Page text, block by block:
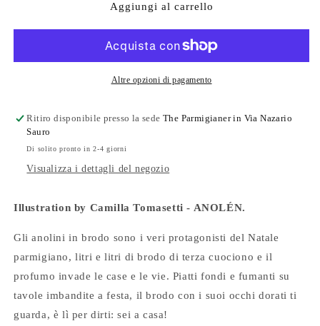
TheAggiungi al carrello
Altre opzioni di pagamento
Ritiro disponibile presso la sedeThe Parmigianer in Via Nazario
Sauro
Di solito pronto in 2-4 giorni
Visualizza i dettagli del negozio
Illustration by Camilla Tomasetti - ANOLÉN.
Gli anolini in brodo sono i veri protagonisti del Natale
parmigiano, litri e litri di brodo di terza cuociono e il
profumo invade le case e le vie. Piatti fondi e fumanti su
tavole imbandite a festa, il brodo con i suoi occhi dorati ti
guarda, è lì per dirti: sei a casa!